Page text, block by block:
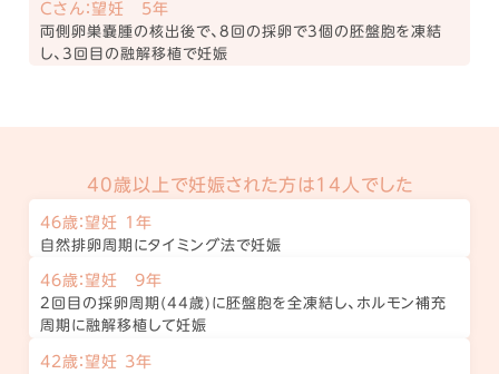
Cさん：望妊 5年
両側卵巣嚢腫の核出後で、8回の採卵で3個の胚盤胞を凍結
し、3回目の融解移植で妊娠
40歳以上で妊娠された方は14人でした
46歳：望妊 1年
自然排卵周期にタイミング法で妊娠
46歳：望妊 9年
2回目の採卵周期(44歳)に胚盤胞を全凍結し、ホルモン補充
周期に融解移植して妊娠
42歳：望妊 3年